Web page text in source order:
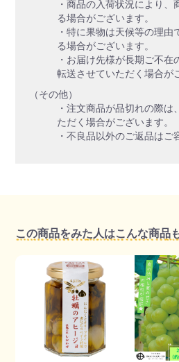
・商品の入荷状況により
る場合がございます。
・特に果物は天候等の理
る場合がございます。
・お届け先様が長期ご不在
転送させていただく場合が
（その他）
・注文商品が品切れの際
ただく場合がございます。
・不良品以外のご返品はご
この商品をみた人はこんな商品